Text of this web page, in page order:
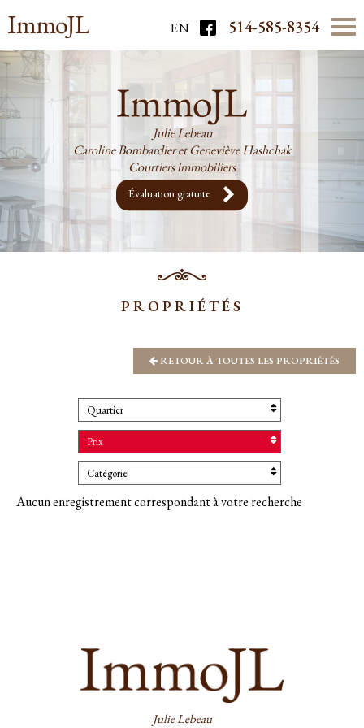
EN 514-585-8354
Julie Lebeau
Caroline Bombardier et Geneviève Hashchak
Courtiers immobiliers
Évaluation gratuite
PROPRIÉTÉS
RETOUR À TOUTES LES PROPRIÉTÉS
Quartier
Prix
Catégorie
Aucun enregistrement correspondant à votre recherche
Julie Lebeau